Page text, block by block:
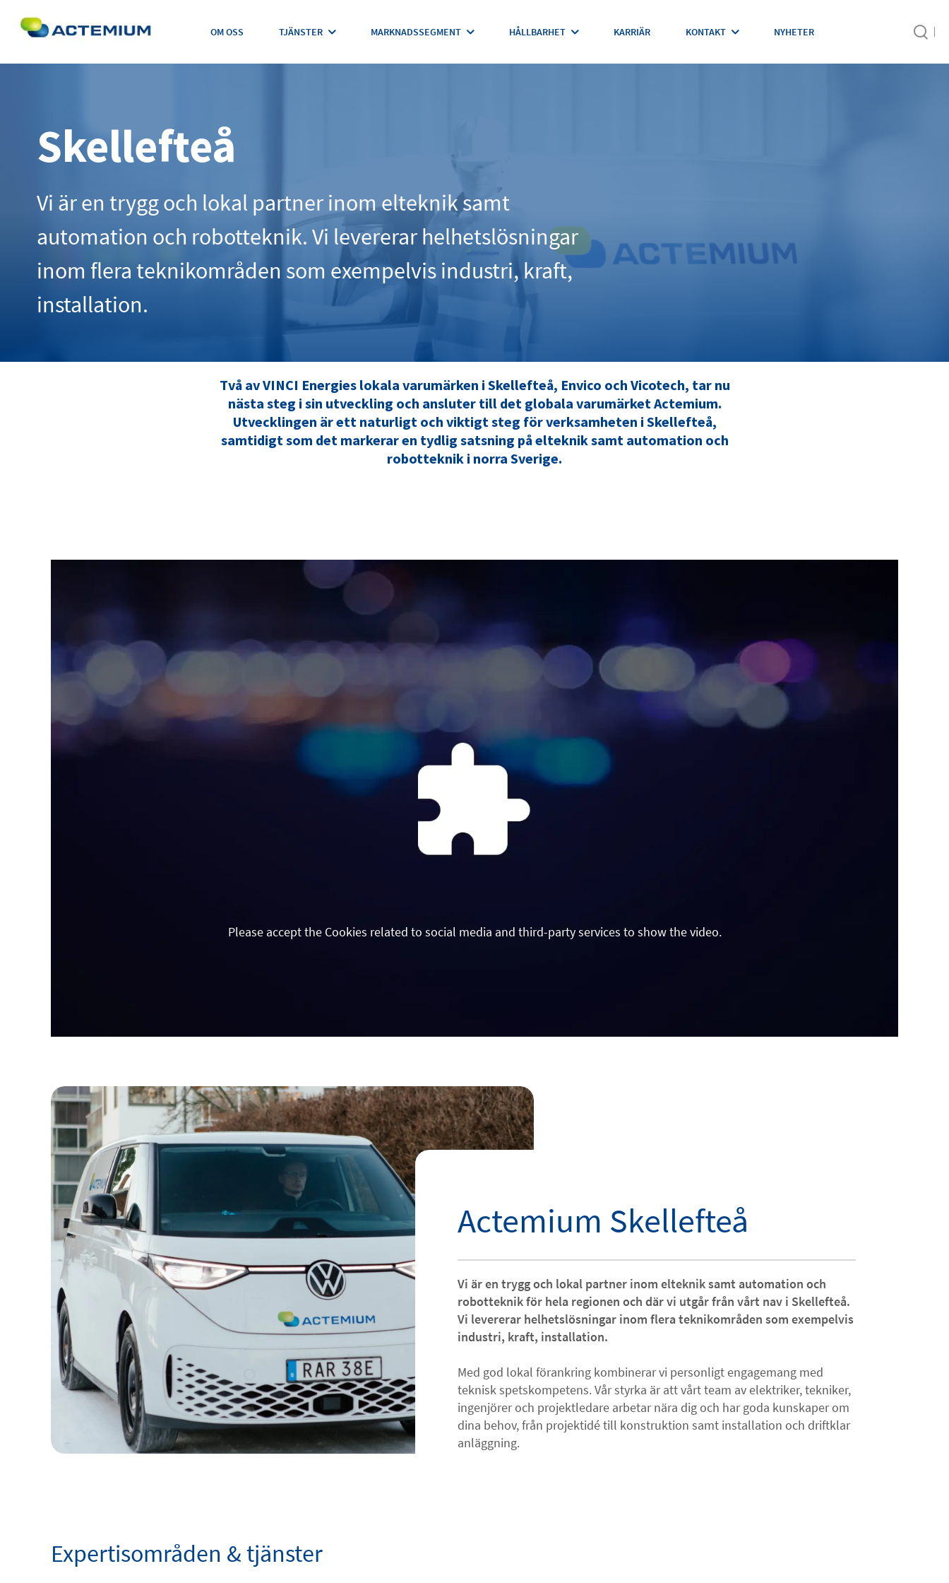
OM OSS TJÄNSTER MARKNADSSEGMENT HÅLLBARHET KARRIÄR KONTAKT NYHETER
Sök
efter:
Skellefteå
Vi är en trygg och lokal partner inom elteknik samt
automation och robotteknik. Vi levererar helhetslösningar
inom flera teknikområden som exempelvis industri, kraft,
installation.
Två av VINCI Energies lokala varumärken i Skellefteå, Envico och Vicotech, tar nu
nästa steg i sin utveckling och ansluter till det globala varumärket Actemium.
Utvecklingen är ett naturligt och viktigt steg för verksamheten i Skellefteå,
samtidigt som det markerar en tydlig satsning på elteknik samt automation och
robotteknik i norra Sverige.
Please accept the Cookies related to social media and third-party services to show the video.
Actemium Skellefteå
Vi är en trygg och lokal partner inom elteknik samt automation och
robotteknik för hela regionen och där vi utgår från vårt nav i Skellefteå.
Vi levererar helhetslösningar inom flera teknikområden som exempelvis
industri, kraft, installation.
Med god lokal förankring kombinerar vi personligt engagemang med
teknisk spetskompetens. Vår styrka är att vårt team av elektriker, tekniker,
ingenjörer och projektledare arbetar nära dig och har goda kunskaper om
dina behov, från projektidé till konstruktion samt installation och driftklar
anläggning.
Expertisområden & tjänster